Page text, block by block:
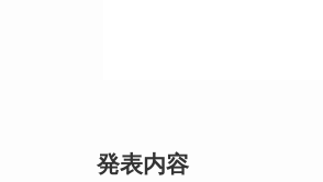
発表内容